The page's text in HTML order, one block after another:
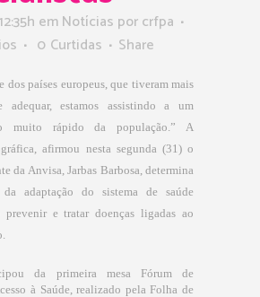
emNotícias porcrfpa
0 Curtidas Share
dos países europeus, que tiveram mais
adequar, estamos assistindo a um
muito rápido da população.” A
afirmou nesta segunda (31) o
da Anvisa, Jarbas Barbosa, determina
da adaptação do sistema de saúde
prevenir e tratar doenças ligadas ao
da primeira mesa Fórum de
à Saúde, realizado pela Folha de